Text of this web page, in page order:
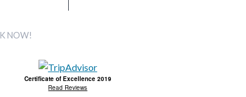
NOW!
Certificate of Excellence 2019
Read Reviews